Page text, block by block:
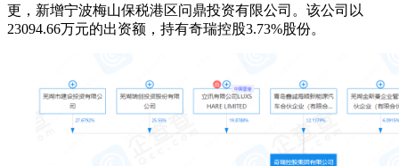
更，新增宁波梅山保税港区问鼎投资有限公司。该公司以
23094.66万元的出资额，持有奇瑞控股3.73%股份。